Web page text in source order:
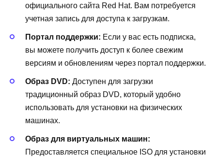
официального сайта Red Hat. Вам потребуется
учетная запись для доступа к загрузкам.
Портал поддержки: Если у вас есть подписка,
вы можете получить доступ к более свежим
версиям и обновлениям через портал поддержки.
Образ DVD: Доступен для загрузки
традиционный образ DVD, который удобно
использовать для установки на физических
машинах.
Образ для виртуальных машин:
Предоставляется специальное ISO для установки